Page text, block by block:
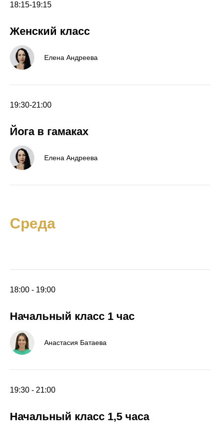
18:15-19:15
Женский класс
Елена Андреева
19:30-21:00
Йога в гамаках
Елена Андреева
Среда
18:00 - 19:00
Начальный класс 1 час
Анастасия Батаева
19:30 - 21:00
Начальный класс 1,5 часа